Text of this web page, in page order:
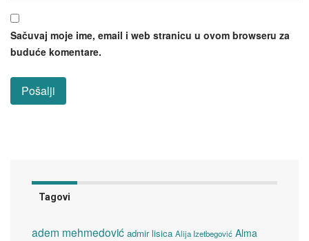
Sačuvaj moje ime, email i web stranicu u ovom browseru za
buduće komentare.
Tagovi
adem mehmedović admir lisica Alija Izetbegović Alma